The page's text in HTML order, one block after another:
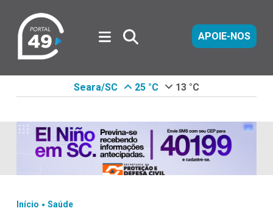
APOIE-NOS
Seara/SC 25 °C 13 °C
Início . Saúde